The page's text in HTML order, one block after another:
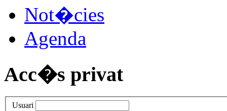
Not�cies
Agenda
Acc�s privat
Usuari